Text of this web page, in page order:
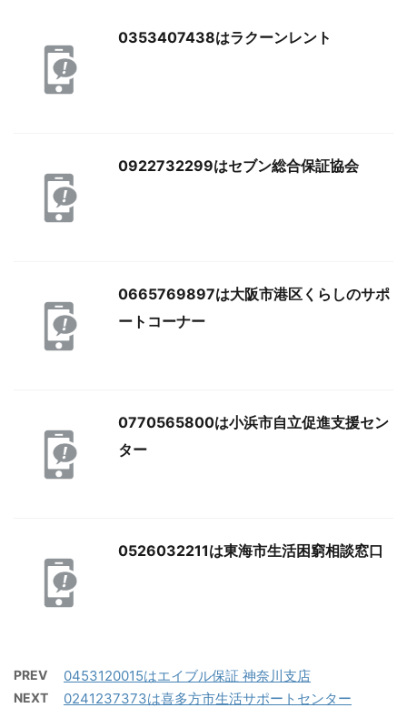
0353407438はラクーンレント
0922732299はセブン総合保証協会
0665769897は大阪市港区くらしのサポ
ートコーナー
0770565800は小浜市自立促進支援セン
ター
0526032211は東海市生活困窮相談窓口
PREV 0453120015はエイブル保証 神奈川支店
NEXT 0241237373は喜多方市生活サポートセンター